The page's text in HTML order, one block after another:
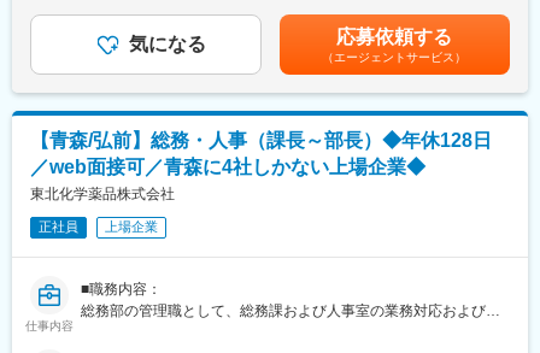
・営業同行（システム導入時の製品概要、操作説明）
・診療報酬改定など法令改正時のシステム変更
の企業を持つ事は無く、事業所のインストラクター全体で顧客の
サポートを行います。
顧客の要望に応じて、設定の変更や運用フローの見直し提案等を
していただきます。
対応はオンライン、訪問のどちらも発生しますが、イメージとし
て、歯科は対面、介護はリモートでの対応となる場合が多いで
す。医科と薬局に関しては顧客の状況によって柔軟に対応してい
ます。
■教育体制：
までも目安の金額であり、選考を通じて上下する可能性がありま
す。月給(月額)は固定手当を含めた表記です。
気になる 応募依頼する
（エージェントサービス）
【青森/弘前】総務・人事（課長～部長）◆年休128日
／web面接可／青森に4社しかない上場企業◆
東北化学薬品株式会社
正社員 上場企業
仕事内容
■職務内容：
総務部の管理職として、総務課および人事室の業務対応およびメ